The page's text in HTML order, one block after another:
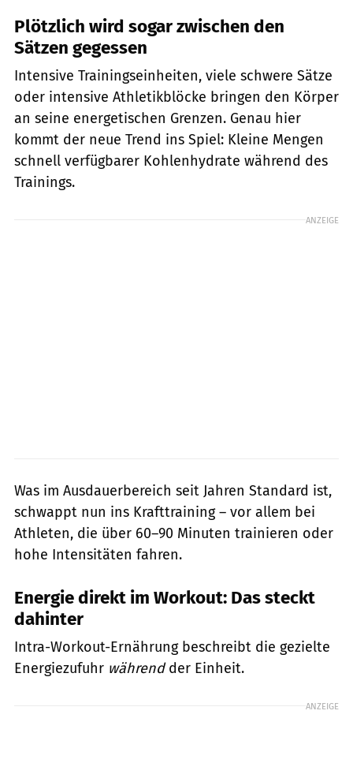
Plötzlich wird sogar zwischen den
Sätzen gegessen
Intensive Trainingseinheiten, viele schwere Sätze
oder intensive Athletikblöcke bringen den Körper
an seine energetischen Grenzen. Genau hier
kommt der neue Trend ins Spiel: Kleine Mengen
schnell verfügbarer Kohlenhydrate während des
Trainings.
ANZEIGE
Was im Ausdauerbereich seit Jahren Standard ist,
schwappt nun ins Krafttraining – vor allem bei
Athleten, die über 60–90 Minuten trainieren oder
hohe Intensitäten fahren.
Energie direkt im Workout: Das steckt
dahinter
Intra-Workout-Ernährung beschreibt die gezielte
Energiezufuhr währendder Einheit.
ANZEIGE